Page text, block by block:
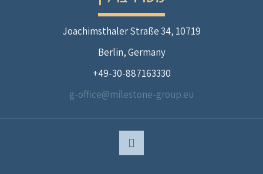
Joachimsthaler Straße 34, 10719
Berlin, Germany
49-30-887163330+
g-office@milestone-group.eu